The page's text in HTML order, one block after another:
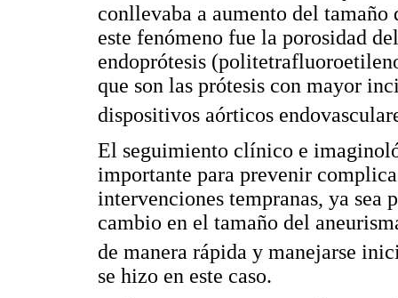
conllevaba a aumento del
este fenómeno fue la porosidad
endoprótesis
que son las prótesis con mayor
dispositivos aórticos
El seguimiento clínico e
importante para prevenir
intervenciones tempranas, ya
cambio en el tamaño del
de manera rápida y manejarse
se hizo en este caso.